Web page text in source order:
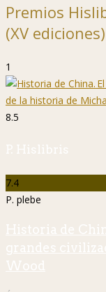
Premios
(XV ediciones)
1
8.5
P. Hislibris
7.4
P. plebe
Historia de
grandes
Wood